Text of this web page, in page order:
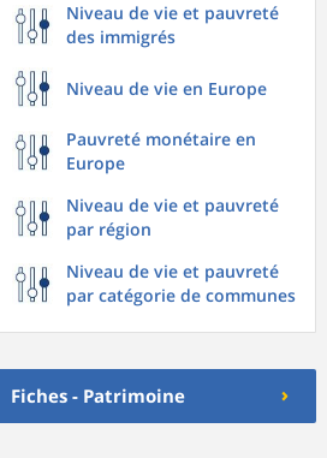
Niveau de vie et pauvreté
des immigrés
Niveau de vie en Europe
Pauvreté monétaire en
Europe
Niveau de vie et pauvreté
par région
Niveau de vie et pauvreté
par catégorie de communes
Fiches - Patrimoine